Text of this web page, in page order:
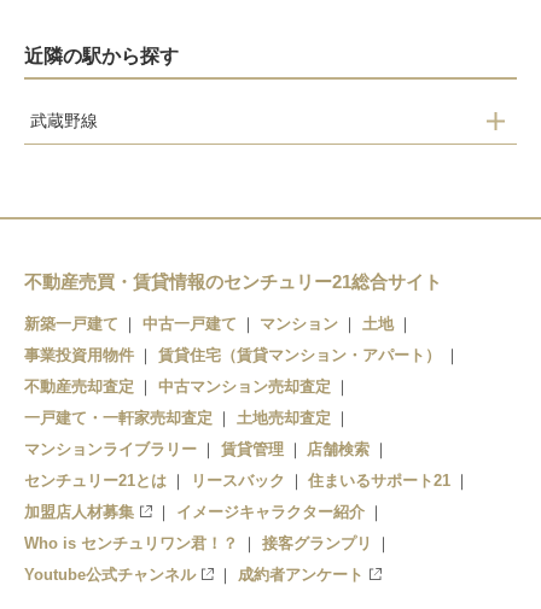
近隣の駅から探す
武蔵野線
吉川美南駅
不動産売買・賃貸情報のセンチュリー21総合サイト
新築一戸建て 中古一戸建て マンション
土地
事業投資用物件
賃貸住宅（賃貸マンション・アパート）
不動産売却査定
中古マンション売却査定
一戸建て・一軒家売却査定
土地売却査定
マンションライブラリー
賃貸管理
店舗検索
センチュリー21とは
リースバック
住まいるサポート21
加盟店人材募集
イメージキャラクター紹介
Who is センチュリワン君！？
接客グランプリ
Youtube公式チャンネル
成約者アンケート